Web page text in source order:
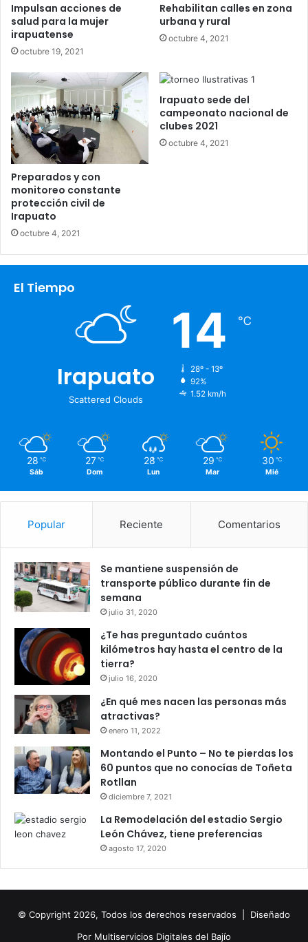
Impulsan acciones de
salud para la mujer
irapuatense
octubre 19, 2021
Rehabilitan calles en zona
urbana y rural
octubre 4, 2021
Preparados y con
monitoreo constante
protección civil de
Irapuato
octubre 4, 2021
Irapuato sede del
campeonato nacional de
clubes 2021
octubre 4, 2021
El Tiempo
Irapuato
Scattered Clouds
14 ℃
28º - 13º
92%
1.52 km/h
28 ℃
Sáb
27 ℃
Dom
28 ℃
Lun
29 ℃
Mar
30 ℃
Mié
Popular Reciente Comentarios
Se mantiene suspensión de
transporte público durante fin de
semana
julio 31, 2020
¿Te has preguntado cuántos
kilómetros hay hasta el centro de la
tierra?
julio 16, 2020
¿En qué mes nacen las personas más
atractivas?
enero 11, 2022
Montando el Punto – No te pierdas los
60 puntos que no conocías de Toñeta
Rotllan
diciembre 7, 2021
La Remodelación del estadio Sergio
León Chávez, tiene preferencias
agosto 17, 2020
© Copyright 2026, Todos los derechos reservados | Diseñado
Por Multiservicios Digitales del Bajío